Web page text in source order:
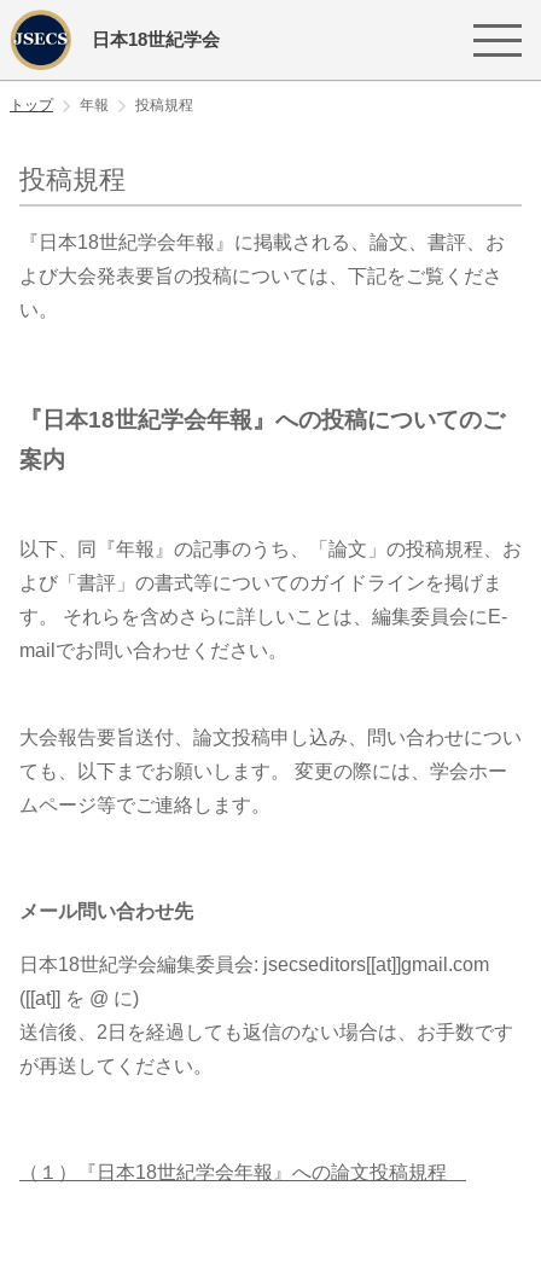
日本18世紀学会
トップ 年報 ​投稿規程
​投稿規程
『日本18世紀学会年報』に掲載される、論文、書評、お
よび大会発表要旨の投稿については、下記をご覧くださ
い。
『日本18世紀学会年報』への投稿についてのご
案内
以下、同『年報』の記事のうち、「論文」の投稿規程、お
よび「書評」の書式等についてのガイドラインを掲げま
す。 それらを含めさらに詳しいことは、編集委員会にE-
mailでお問い合わせください。
大会報告要旨送付、論文投稿申し込み、問い合わせについ
ても、以下までお願いします。 変更の際には、学会ホー
ムページ等でご連絡します。
メール問い合わせ先
日本18世紀学会編集委員会: jsecseditors[[at]]gmail.com
([[at]] を @ に)
送信後、2日を経過しても返信のない場合は、お手数です
が再送してください。
（１）『日本18世紀学会年報』への論文投稿規程